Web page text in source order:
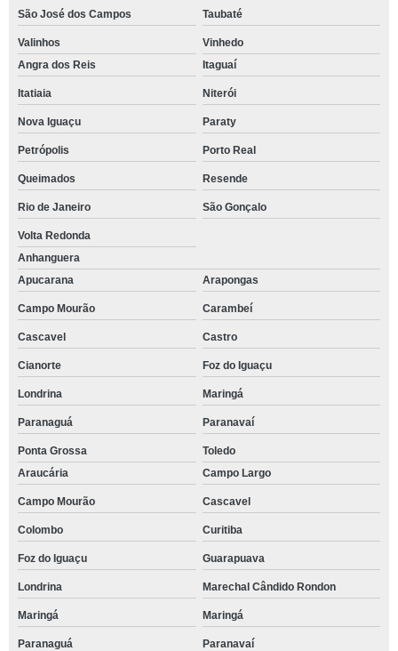
São José dos Campos Taubaté
Valinhos
Vinhedo
Angra dos Reis
Itaguaí
Itatiaia Niterói
Nova Iguaçu Paraty
Petrópolis Porto Real
Queimados Resende
Rio de Janeiro São Gonçalo
Volta Redonda
Anhanguera
Apucarana
Arapongas
Campo Mourão Carambeí
Cascavel Castro
Cianorte Foz do Iguaçu
Londrina Maringá
Paranaguá Paranavaí
Ponta Grossa
Toledo
Araucária
Campo Largo
Campo Mourão Cascavel
Colombo Curitiba
Foz do Iguaçu Guarapuava
Londrina Marechal Cândido Rondon
Maringá Maringá
Paranaguá Paranavaí